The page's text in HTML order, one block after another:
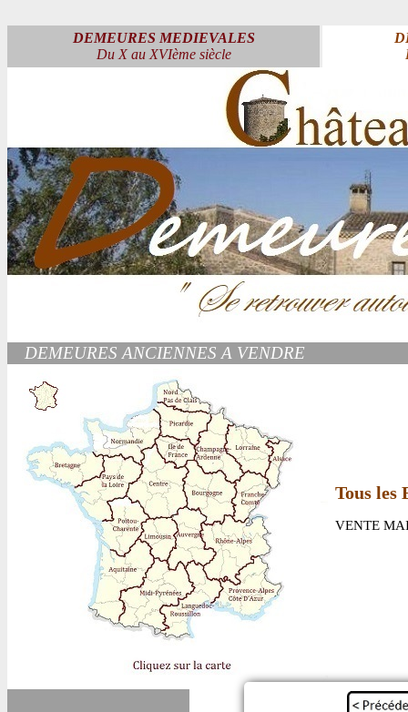
DEMEURES MEDIEVALES
Du X au XVIème siècle
DEMEURES ANCIENNES A VENDRE
Tous les
VENTE